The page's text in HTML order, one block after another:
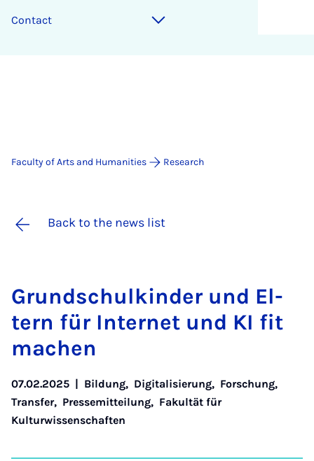
Contact
Faculty of Arts and Humanities Research
Back to the news list
Grundschul­kinder und El­
tern für In­ter­net und KI fit
machen
07.02.2025 | Bildung, Digitalisierung, Forschung,
Transfer, Pressemitteilung, Fakultät für
Kulturwissenschaften